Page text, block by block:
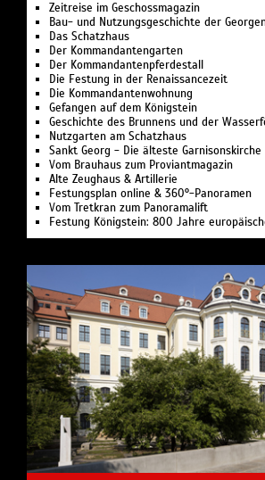
Zeitreise im Geschossmagazin
Bau- und Nutzungsgeschichte der
Das Schatzhaus
Der Kommandantengarten
Der Kommandantenpferdestall
Die Festung in der Renaissancezeit
Die Kommandantenwohnung
Gefangen auf dem Königstein
Geschichte des Brunnens und der
Nutzgarten am Schatzhaus
Sankt Georg - Die älteste Garnisonskirche
Vom Brauhaus zum Proviantmagazin
Alte Zeughaus & Artillerie
Festungsplan online & 360°-Panoramen
Vom Tretkran zum Panoramalift
Festung Königstein: 800 Jahre